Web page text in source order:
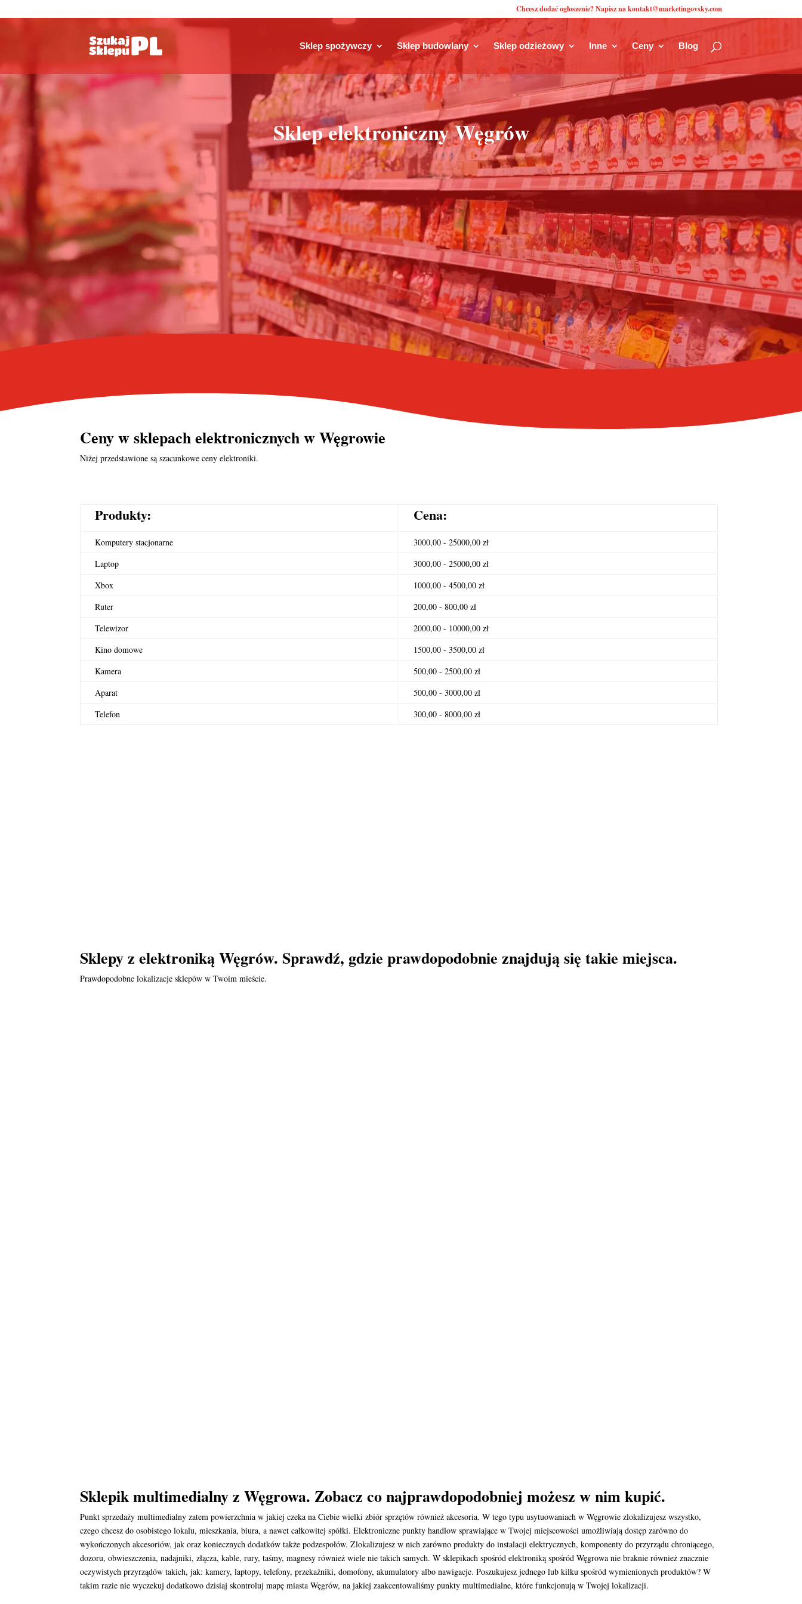
Chcesz dodać ogłoszenie? Napisz na kontakt@marketingovsky.com
Sklep spożywczy Sklep budowlany Sklep odzieżowy Inne Ceny Blog
Sklep elektroniczny Węgrów
Ceny wsklepach elektronicznychw Węgrowie
Niżej przedstawione są szacunkowe ceny elektroniki.
Produkty: Cena:
Komputery stacjonarne
3000,00 - 25000,00 zł
Laptop
3000,00 - 25000,00 zł
Xbox
1000,00 - 4500,00 zł
Ruter
200,00 - 800,00 zł
Telewizor
2000,00 - 10000,00 zł
Kino domowe
1500,00 - 3500,00 zł
Kamera
500,00 - 2500,00 zł
Aparat
500,00 - 3000,00 zł
Telefon
300,00 - 8000,00 zł
Sklepy z elektroniką Węgrów. Sprawdź, gdzie prawdopodobnie znajdują się takie miejsca.
Prawdopodobne lokalizacje sklepów w Twoim mieście.
Sklepik multimedialny z Węgrowa. Zobacz co najprawdopodobniej możesz w nim kupić.
Punkt sprzedaży multimedialny zatem powierzchnia w jakiej czeka na Ciebie wielki zbiór sprzętów również akcesoria. W tego typu usytuowaniach w Węgrowie zlokalizujesz wszystko,
czego chcesz do osobistego lokalu, mieszkania, biura, a nawet całkowitej spółki. Elektroniczne punkty handlow sprawiające w Twojej miejscowości umożliwiają dostęp zarówno do
wykończonych akcesoriów, jak oraz koniecznych dodatków także podzespołów. Zlokalizujesz w nich zarówno produkty do instalacji elektrycznych, komponenty do przyrządu chroniącego,
dozoru, obwieszczenia, nadajniki, złącza, kable, rury, taśmy, magnesy również wiele nie takich samych. W sklepikach spośród elektroniką spośród Węgrowa nie braknie również znacznie
oczywistych przyrządów takich, jak: kamery, laptopy, telefony, przekaźniki, domofony, akumulatory albo nawigacje. Poszukujesz jednego lub kilku spośród wymienionych produktów? W
takim razie nie wyczekuj dodatkowo dzisiaj skontroluj mapę miasta Węgrów, na jakiej zaakcentowaliśmy punkty multimedialne, które funkcjonują w Twojej lokalizacji.